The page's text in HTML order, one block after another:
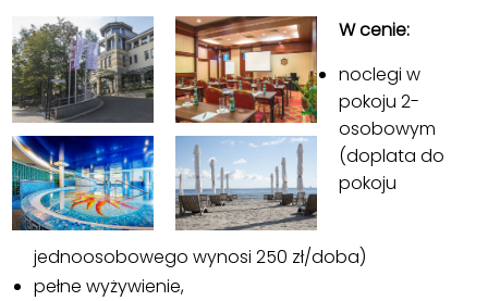
W cenie:
noclegi w
pokoju 2-
osobowym
(doplata do
pokoju
jednoosobowego wynosi 250 zł/doba)
pełne wyżywienie,